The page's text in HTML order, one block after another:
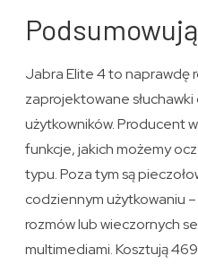
Jabra Elite 4 to naprawdę
zaprojektowane
użytkowników. Producent
funkcje, jakich możemy
typu. Poza tym są
codziennym użytkowaniu
rozmów lub wieczornych
multimediami. Kosztują